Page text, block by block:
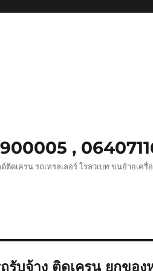
,
ดเครน รถเทรลเลอร์ โรลวเบท ขนย้ายเ
รับจ้าง ติดเครน ยกของ